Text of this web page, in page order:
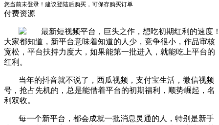
您当前未登录！建议登陆后购买，可保存购买订单
付费资源
大家都知道，新平台意味着知道的人少，竞争很小，作品审核
宽松，平台扶持力度大，如果能第一批进入，就能吃上平台的
红利。
当年的抖音就不说了，西瓜视频，支付宝生活，微信视频
号，抢占先机的，总是能借着平台的初期福利，顺势崛起，名
利双收。
每一个新平台，都会成就一批消息灵通的人，特别是新手